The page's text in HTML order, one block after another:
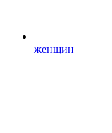
женщин